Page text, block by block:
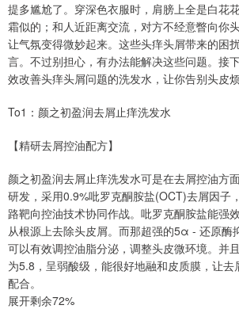
提多尴尬了。穿深色衣服时，肩膀上全是白花
霜似的；和人近距离交流，对方不经意瞥向你
让气氛变得微妙起来。这些头痒头屑带来的困
言。不过别担心，有办法能解决这些问题。接
效改善头痒头屑问题的洗发水，让你告别头皮烦
To1：颜之初盈润去屑止痒洗发水
【精研去屑控油配方】
颜之初盈润去屑止痒洗发水可是在去屑控油方
研发，采用0.9%吡罗克酮胺盐(OCT)去屑因子
路靶向控油技术协同作战。吡罗克酮胺盐能强
从根源上去除头皮屑。而那超强的5α - 还原酶
可以有效调控油脂分泌，调整头皮微环境。并
为5.8，呈弱酸级，能很好地融和皮质膜，让去
配合。
展开剩余72%